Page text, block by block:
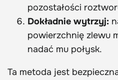
pozostałości
Dokładnie wytrzyj:
powierzchnię zlewu
nadać mu połysk.
Ta metoda jest